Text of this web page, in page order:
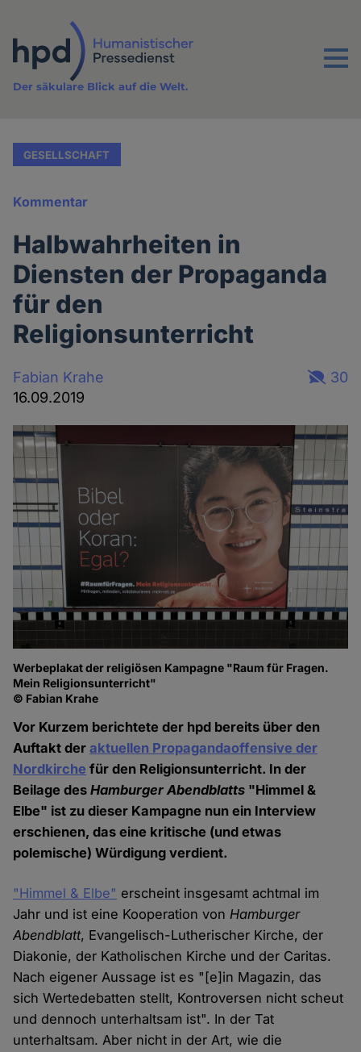
Inhalt
Menu
Der säkulare Blick auf die Welt.
GESELLSCHAFT
Kommentar
Halbwahrheiten in
Diensten der Propaganda
für den
Religionsunterricht
Fabian Krahe
16.09.2019
30
Werbeplakat der religiösen Kampagne "Raum für Fragen.
Mein Religionsunterricht"
© Fabian Krahe
Vor Kurzem berichtete der hpd bereits über den
Auftakt deraktuellen Propagandaoffensive der
Nordkirche für den Religionsunterricht. In der
Beilage desHamburger Abendblatts "Himmel &
Elbe" ist zu dieser Kampagne nun ein Interview
erschienen, das eine kritische (und etwas
polemische) Würdigung verdient.
"Himmel & Elbe" erscheint insgesamt achtmal im
Jahr und ist eine Kooperation vonHamburger
Abendblatt, Evangelisch-Lutherischer Kirche, der
Diakonie, der Katholischen Kirche und der Caritas.
Nach eigener Aussage ist es "[e]in Magazin, das
sich Wertedebatten stellt, Kontroversen nicht scheut
und dennoch unterhaltsam ist". In der Tat
unterhaltsam. Aber nicht in der Art, wie die